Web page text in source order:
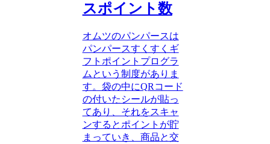
スポイント数
オムツのパンパースは
パンパースすくすくギ
フトポイントプログラ
ムという制度がありま
す。袋の中にQRコード
の付いたシールが貼っ
てあり、それをスキャ
ンするとポイントが貯
まっていき、商品と交